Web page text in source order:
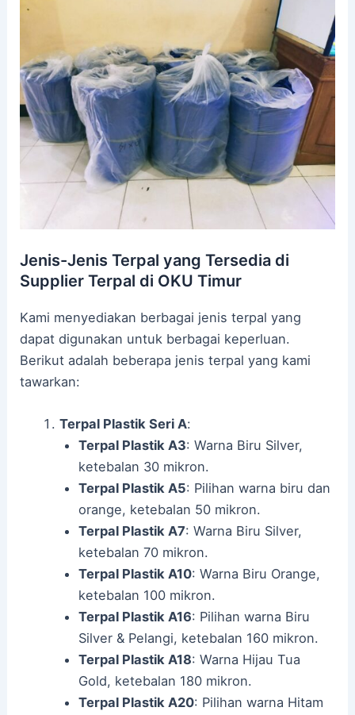
Jenis-Jenis Terpal yang Tersedia di
Supplier Terpal di OKU Timur
Kami menyediakan berbagai jenis terpal yang
dapat digunakan untuk berbagai keperluan.
Berikut adalah beberapa jenis terpal yang kami
tawarkan:
Terpal Plastik Seri A:
Terpal Plastik A3: Warna Biru Silver,
ketebalan 30 mikron.
Terpal Plastik A5: Pilihan warna biru dan
orange, ketebalan 50 mikron.
Terpal Plastik A7: Warna Biru Silver,
ketebalan 70 mikron.
Terpal Plastik A10: Warna Biru Orange,
ketebalan 100 mikron.
Terpal Plastik A16: Pilihan warna Biru
Silver & Pelangi, ketebalan 160 mikron.
Terpal Plastik A18: Warna Hijau Tua
Gold, ketebalan 180 mikron.
Terpal Plastik A20: Pilihan warna Hitam